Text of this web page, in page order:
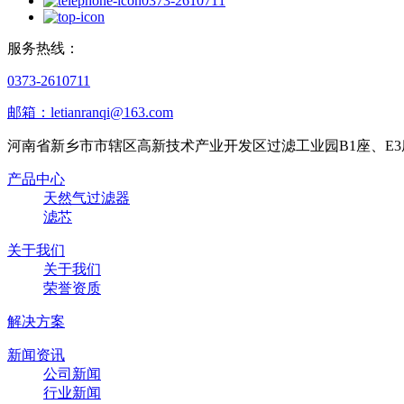
服务热线：
0373-2610711
邮箱：letianranqi@163.com
河南省新乡市市辖区高新技术产业开发区过滤工业园B1座、E3
产品中心
天然气过滤器
滤芯
关于我们
关于我们
荣誉资质
解决方案
新闻资讯
公司新闻
行业新闻